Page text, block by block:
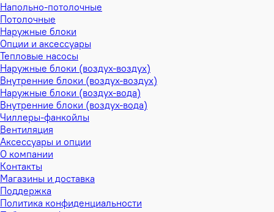
Напольно-потолочные
Потолочные
Наружные блоки
Опции и аксессуары
Тепловые насосы
Наружные блоки (воздух-воздух)
Внутренние блоки (воздух-воздух)
Наружные блоки (воздух-вода)
Внутренние блоки (воздух-вода)
Чиллеры-фанкойлы
Вентиляция
Аксессуары и опции
О компании
Контакты
Магазины и доставка
Поддержка
Политика конфиденциальности